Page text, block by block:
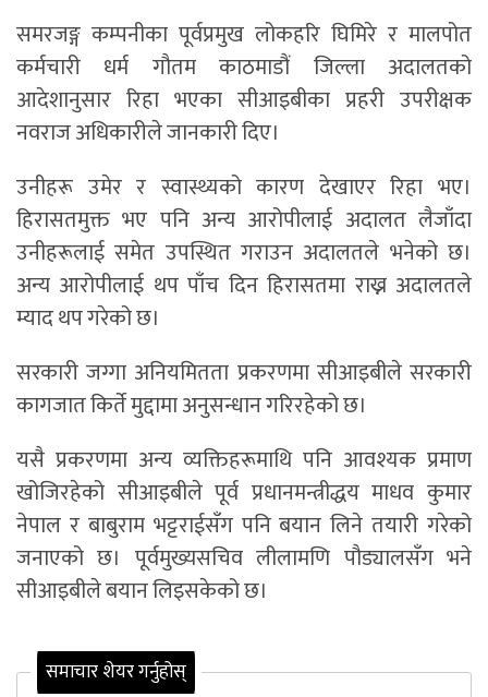
समरजङ्ग कम्पनीका पूर्वप्रमुख लोकहरि घिमिरे र मालपोत
कर्मचारी धर्म गौतम काठमाडौं जिल्ला अदालतको
आदेशानुसार रिहा भएका सीआइबीका प्रहरी उपरीक्षक
नवराज अधिकारीले जानकारी दिए।
उनीहरू उमेर र स्वास्थ्यको कारण देखाएर रिहा भए।
हिरासतमुक्त भए पनि अन्य आरोपीलाई अदालत लैजाँदा
उनीहरूलाई समेत उपस्थित गराउन अदालतले भनेको छ।
अन्य आरोपीलाई थप पाँच दिन हिरासतमा राख्न अदालतले
म्याद थप गरेको छ।
सरकारी जग्गा अनियमितता प्रकरणमा सीआइबीले सरकारी
कागजात किर्ते मुद्दामा अनुसन्धान गरिरहेको छ।
यसै प्रकरणमा अन्य व्यक्तिहरूमाथि पनि आवश्यक प्रमाण
खोजिरहेको सीआइबीले पूर्व प्रधानमन्त्रीद्धय माधव कुमार
नेपाल र बाबुराम भट्टराईसँग पनि बयान लिने तयारी गरेको
जनाएको छ। पूर्वमुख्यसचिव लीलामणि पौड्यालसँग भने
सीआइबीले बयान लिइसकेको छ।
समाचार शेयर गर्नुहोस्